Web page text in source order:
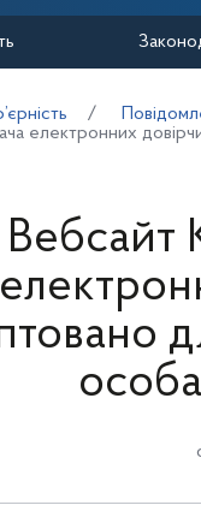
електронних
Вебсайт